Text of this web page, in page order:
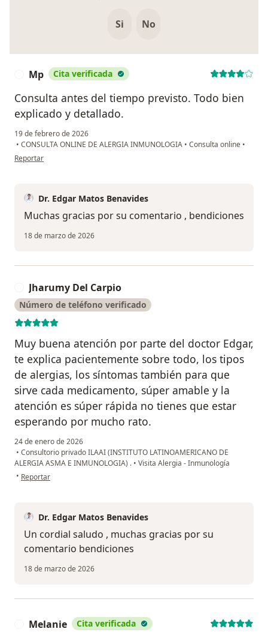
Si No
Mp Cita verificada
Consulta antes del tiempo previsto. Todo bien
explicado y detallado.
19 de febrero de 2026
• CONSULTA ONLINE DE ALERGIA INMUNOLOGIA • Consulta online •
en opinión del usuario Mp
Reportar
Dr. Edgar Matos Benavides
Muchas gracias por su comentario , bendiciones
18 de marzo de 2026
Jharumy Del Carpio
Número de teléfono verificado
Muy buena atención por parte del doctor Edgar,
te explica pacientemente sobre todo, los tipos
de alergias, los síntomas también para que
sirve cada medicamento, súper amable y la
atención es súper rápida no tienes que estar
esperando por mucho rato.
24 de enero de 2026
• Consultorio privado ILAAI (INSTITUTO LATINOAMERICANO DE
ALERGIA ASMA E INMUNOLOGIA) . • Visita Alergia - Inmunología
• en opinión del usuario Jharumy Del Carpio
Reportar
Dr. Edgar Matos Benavides
Un cordial saludo , muchas gracias por su
comentario bendiciones
18 de marzo de 2026
Melanie Cita verificada